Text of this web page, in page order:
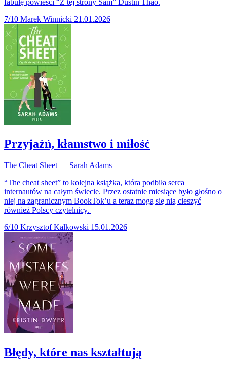
7/10 Marek Winnicki 21.01.2026
Przyjaźń, kłamstwo i miłość
The Cheat Sheet — Sarah Adams
“The cheat sheet” to kolejna książka, która podbiła serca
internautów na całym świecie. Przez ostatnie miesiące było głośno o
niej na zagranicznym BookTok’u a teraz mogą się nią cieszyć
również Polscy czytelnicy.
6/10 Krzysztof Kalkowski 15.01.2026
Błędy, które nas kształtują